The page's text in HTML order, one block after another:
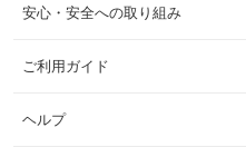
安心・安全への取り組み
ご利用ガイド
ヘルプ